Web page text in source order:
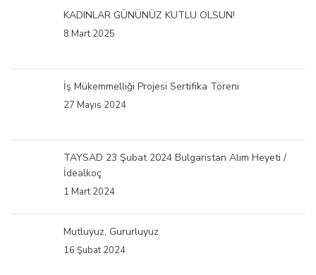
KADINLAR GÜNÜNÜZ KUTLU OLSUN!
8 Mart 2025
İş Mükemmelliği Projesi Sertifika Töreni
27 Mayıs 2024
TAYSAD 23 Şubat 2024 Bulgaristan Alım Heyeti /
İdealkoç
1 Mart 2024
Mutluyuz, Gururluyuz
16 Şubat 2024